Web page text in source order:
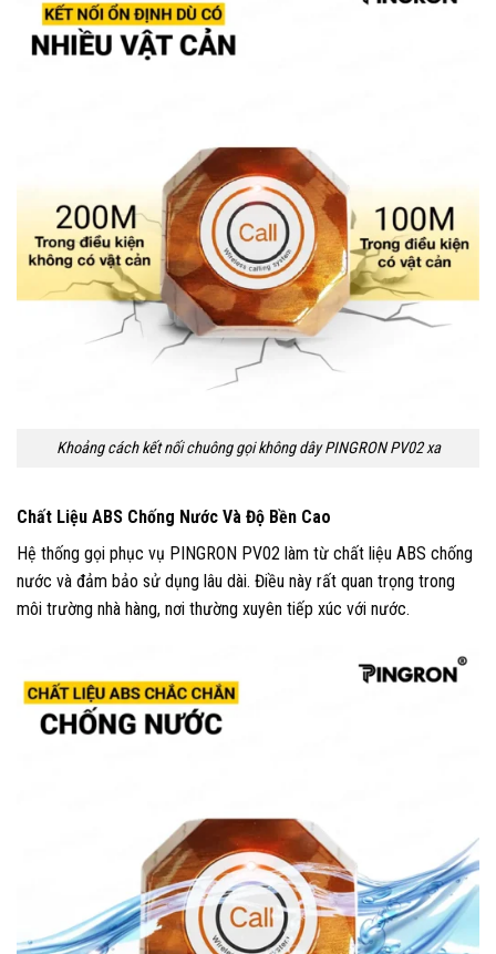
Khoảng cách kết nối chuông gọi không dây PINGRON PV02 xa
Chất Liệu ABS Chống Nước Và Độ Bền Cao
Hệ thống gọi phục vụ PINGRON PV02 làm từ chất liệu ABS chống
nước và đảm bảo sử dụng lâu dài. Điều này rất quan trọng trong
môi trường nhà hàng, nơi thường xuyên tiếp xúc với nước.